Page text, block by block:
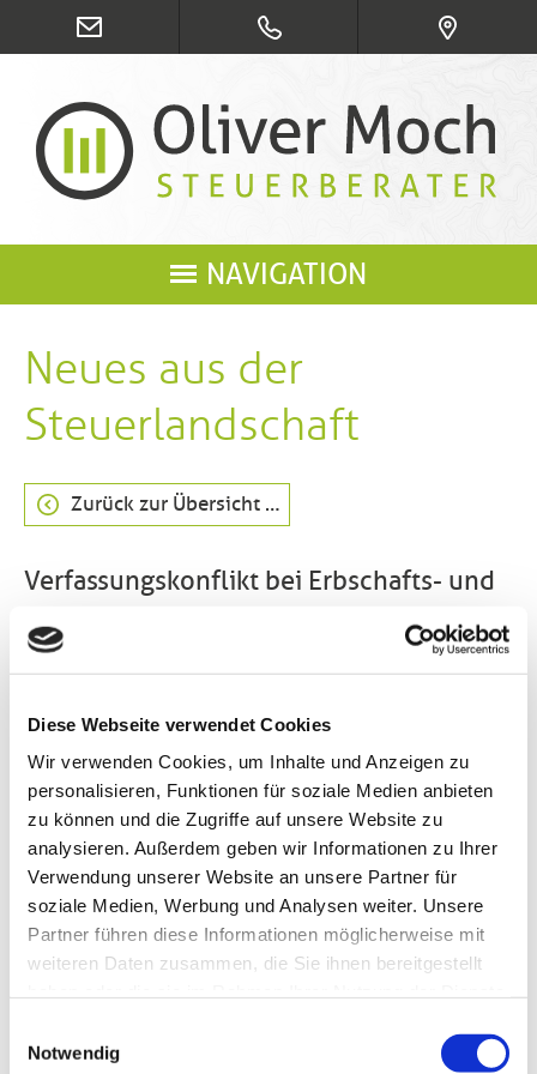
Diese Webseite verwendet Cookies
Wir verwenden Cookies, um Inhalte und Anzeigen zu
personalisieren, Funktionen für soziale Medien anbieten
zu können und die Zugriffe auf unsere Website zu
analysieren. Außerdem geben wir Informationen zu Ihrer
Verwendung unserer Website an unsere Partner für
soziale Medien, Werbung und Analysen weiter. Unsere
Partner führen diese Informationen möglicherweise mit
weiteren Daten zusammen, die Sie ihnen bereitgestellt
Cookies, wenn Sie unsere Webseite weiterhin nutzen.
Notwendig
NAVIGATION
Neues aus der
Steuerlandschaft
Zurück zur Übersicht …
Verfassungskonflikt bei Erbschafts- und
Schenkungssteuer:
Privilegierung des Betriebsvermögens
Bis zum 30.6.2016 hat der Gesetzgeber Zeit, neue
Regularien für die Privilegierung von
Betriebsvermögen bei der Erbschafts- und
Schenkungssteuer zu entwickeln. Nach Ansicht des
Bundesverfassungsgerichts sind bisherige Ausmaße
und Gestaltungsmöglichkeiten nicht mit dem
Grundgesetz vereinbar.
Um den Fortbestand kleiner und mittelständischer
weitgehend oder sogar völlig freigestellt werden. Die